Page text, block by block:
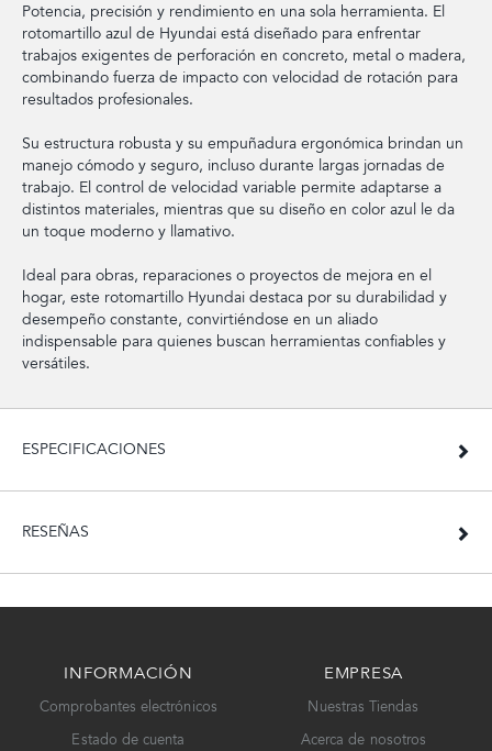
Potencia, precisión y rendimiento en una sola herramienta. El
rotomartillo azul de Hyundai está diseñado para enfrentar
trabajos exigentes de perforación en concreto, metal o madera,
combinando fuerza de impacto con velocidad de rotación para
resultados profesionales.
Su estructura robusta y su empuñadura ergonómica brindan un
manejo cómodo y seguro, incluso durante largas jornadas de
trabajo. El control de velocidad variable permite adaptarse a
distintos materiales, mientras que su diseño en color azul le da
un toque moderno y llamativo.
Ideal para obras, reparaciones o proyectos de mejora en el
hogar, este rotomartillo Hyundai destaca por su durabilidad y
desempeño constante, convirtiéndose en un aliado
indispensable para quienes buscan herramientas confiables y
versátiles.
ESPECIFICACIONES
RESEÑAS
INFORMACIÓN
Comprobantes electrónicos
Estado de cuenta
EMPRESA
Nuestras Tiendas
Acerca de nosotros